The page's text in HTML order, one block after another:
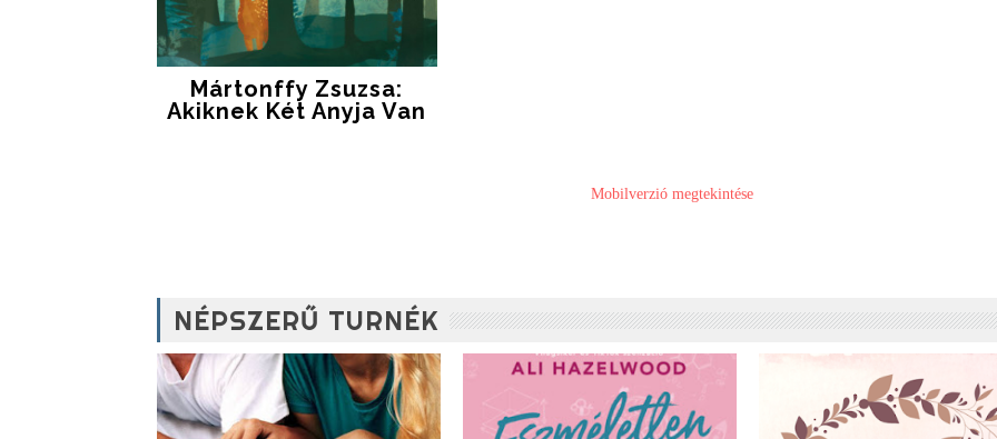
Mártonffy Zsuzsa:
Akiknek Két Anyja Van
Mobilverzió megtekintése
NÉPSZERŰ TURNÉK